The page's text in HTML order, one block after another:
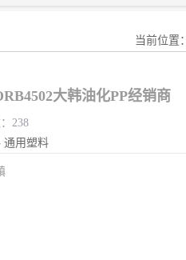
当前位置：
大韩油化PP经销商
238
通用塑料